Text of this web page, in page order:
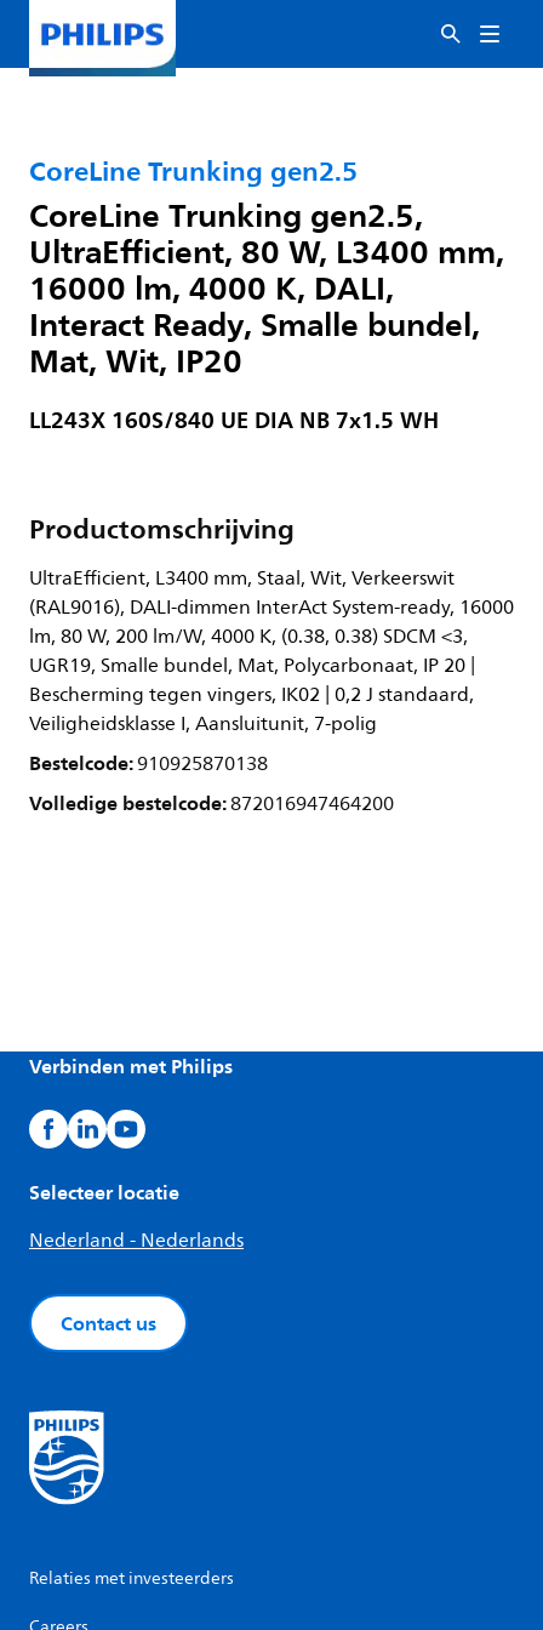
CoreLine Trunking gen2.5
CoreLine Trunking gen2.5,
UltraEfficient, 80 W, L3400 mm,
16000 lm, 4000 K, DALI,
Interact Ready, Smalle bundel,
Mat, Wit, IP20
LL243X 160S/840 UE DIA NB 7x1.5 WH
Productomschrijving
UltraEfficient, L3400 mm, Staal, Wit, Verkeerswit
(RAL9016), DALI-dimmen InterAct System-ready, 16000
lm, 80 W, 200 lm/W, 4000 K, (0.38, 0.38) SDCM <3,
UGR19, Smalle bundel, Mat, Polycarbonaat, IP 20 |
Bescherming tegen vingers, IK02 | 0,2 J standaard,
Veiligheidsklasse I, Aansluitunit, 7-polig
Bestelcode:910925870138
Volledige bestelcode:872016947464200
Verbinden met Philips
Selecteer locatie
Nederland - Nederlands
Contact us
Relaties met investeerders